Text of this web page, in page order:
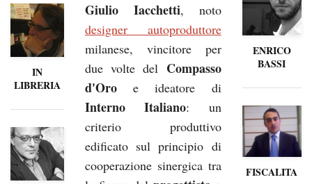
IN
LIBRERIA
Giulio Iacchetti, noto
designer autoproduttore
milanese, vincitore per
due volte del Compasso
d'Oroe ideatore di
Interno Italiano: un
criterio produttivo
edificato sul principio di
cooperazione sinergica tra
ENRICO
BASSI
FISCALITA